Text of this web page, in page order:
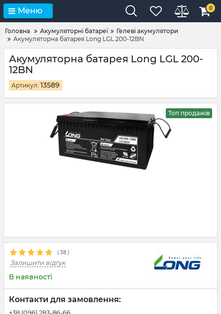
Меню 0
Головна Акумуляторні батареї
Гелеві акумулятори
Акумуляторна батарея Long LGL 200-12BN
Акумуляторна батарея Long LGL 200-
12BN
Артикул: 13589
Топ продажів
( 38 )
Залишити відгук
В наявності
Контакти для замовлення: